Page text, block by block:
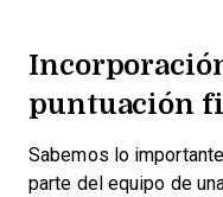
puntuación
Sabemos lo
parte del equipo de